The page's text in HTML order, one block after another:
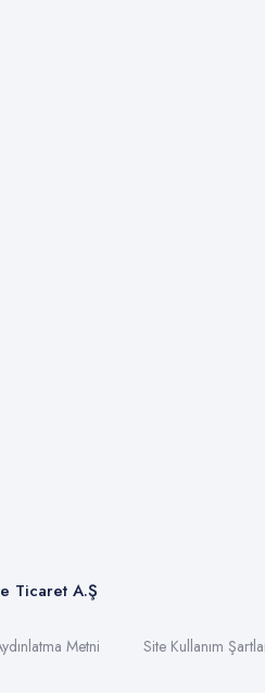
Ticaret A.Ş
Metni Site Kullanım